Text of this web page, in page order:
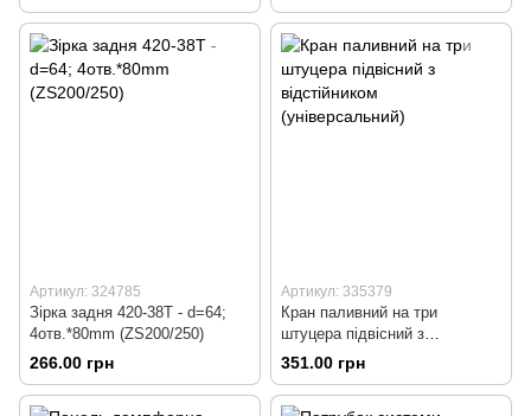
Артикул: 324785
Зірка задня 420-38T - d=64;
4отв.*80mm (ZS200/250)
266.00 грн
Артикул: 335379
Кран паливний на три
штуцера підвісний з
відстійником (універсальний)
351.00 грн